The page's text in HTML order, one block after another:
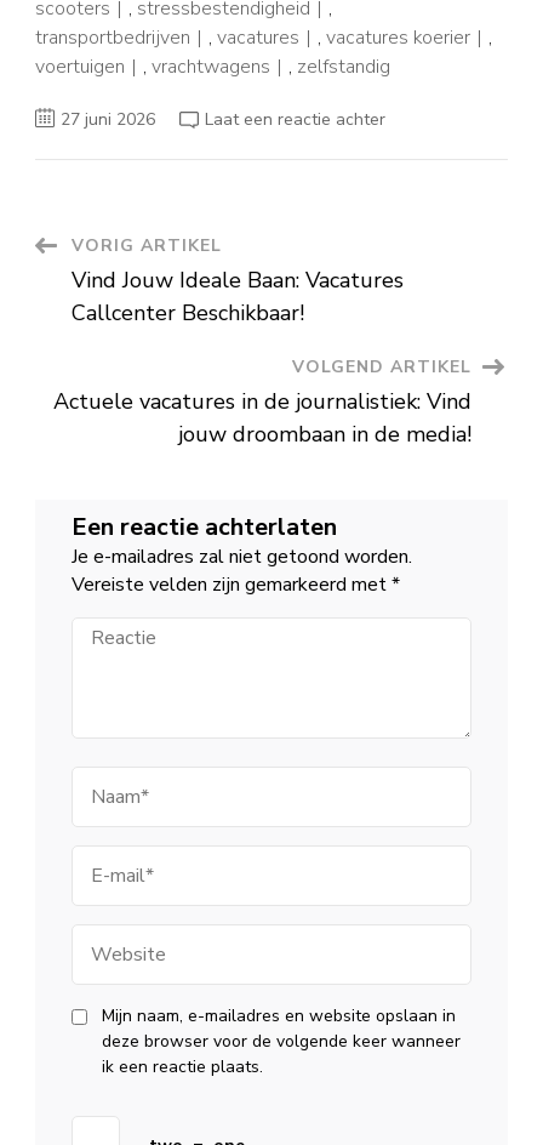
scooters
, stressbestendigheid
,
transportbedrijven
, vacatures , vacatures koerier
,
voertuigen
, vrachtwagens , zelfstandig
27 juni 2026 Laat een reactie achterop
Berichtnavigatie
VORIG ARTIKEL
Vind Jouw Ideale Baan: Vacatures
Callcenter Beschikbaar!
VOLGEND ARTIKEL
Actuele vacatures in de journalistiek: Vind
jouw droombaan in de media!
Een reactie achterlaten
Je e-mailadres zal niet getoond worden.
Vereiste velden zijn gemarkeerd met*
Reactie
mail
Mijn naam, e-mailadres en website opslaan in
deze browser voor de volgende keer wanneer
ik een reactie plaats.